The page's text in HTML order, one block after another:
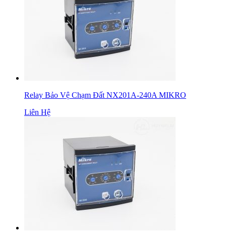
Relay Bảo Vệ Chạm Đất NX201A-240A MIKRO
Liên Hệ